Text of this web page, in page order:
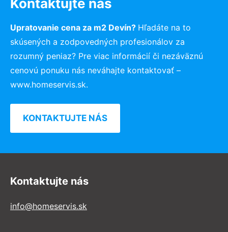
Upratovanie cena za m2 Devín? Hľadáte na to
skúsených a zodpovedných profesionálov za
rozumný peniaz? Pre viac informácií či nezáväznú
cenovú ponuku nás neváhajte kontaktovať –
www.homeservis.sk.
KONTAKTUJTE NÁS
Kontaktujte nás
info@homeservis.sk